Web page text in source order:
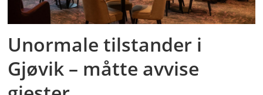
Unormale tilstander i
Gjøvik – måtte avvise